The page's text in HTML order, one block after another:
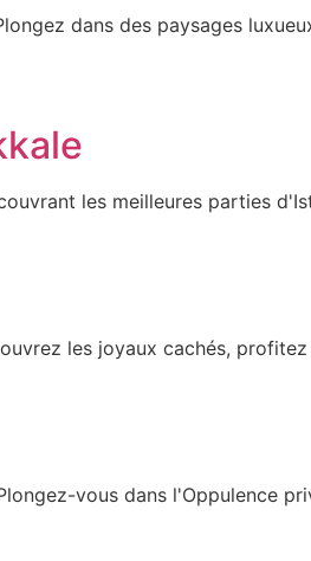
dans des paysages
les meilleures parties
les joyaux cachés,
vous dans l'Oppulence